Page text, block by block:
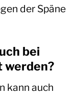
der Späne
bei
werden?
kann auch